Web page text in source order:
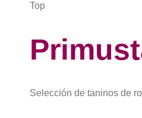
Top
Selección de taninos de